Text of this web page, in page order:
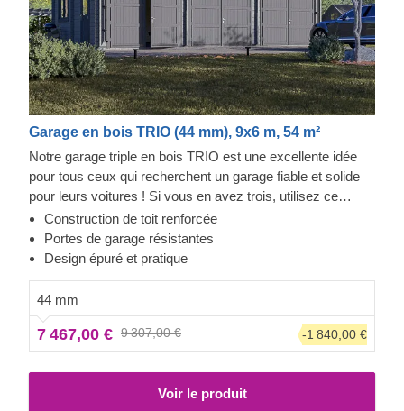
Garage en bois TRIO (44 mm), 9x6 m, 54 m²
Notre garage triple en bois TRIO est une excellente idée
pour tous ceux qui recherchent un garage fiable et solide
pour leurs voitures ! Si vous en avez trois, utilisez ce
garage pour mettre vos véhicules à l'abri du vent et de la
neige. Si vous en cherchez un troisième, laissez ce garage
vous inspirer ! Une construction solide assurée par des
moderne, et des portes de garage très résistantes font de
TRIO un achat précieux. L'aspect pratique ne doit pas non
plus être négligé : les portes doubles offrent un espace de
manœuvre supplémentaire et les fenêtres assurent un
éclairage naturel. Que demandez de plus ?
Construction de toit renforcée
Portes de garage résistantes
Design épuré et pratique
44 mm
7 467,00 € 9 307,00 € -1 840,00 €
Voir le produit